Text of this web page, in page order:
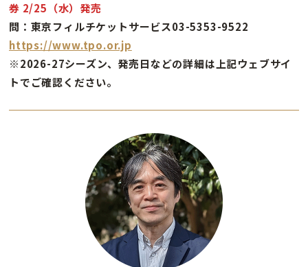
券 2/25（水）発売
問：東京フィルチケットサービス03-5353-9522
https://www.tpo.or.jp
※2026-27シーズン、発売日などの詳細は上記ウェブサイ
トでご確認ください。